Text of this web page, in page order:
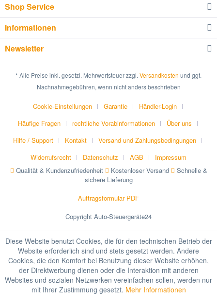
Shop Service
Informationen
Newsletter
* Alle Preise inkl. gesetzl. Mehrwertsteuer zzgl. Versandkosten und ggf.
Nachnahmegebühren, wenn nicht anders beschrieben
Cookie-Einstellungen Garantie
Händler-Login
Häufige Fragen
rechtliche Vorabinformationen
Über uns
Hilfe / Support
Kontakt
Versand und Zahlungsbedingungen
Widerrufsrecht
Datenschutz AGB
Impressum
Qualität & Kundenzufriedenheit
Kostenloser Versand
Schnelle &
sichere Lieferung
Auftragsformular PDF
Copyright Auto-Steuergeräte24
Diese Website benutzt Cookies, die für den technischen Betrieb der
Website erforderlich sind und stets gesetzt werden. Andere
Cookies, die den Komfort bei Benutzung dieser Website erhöhen,
der Direktwerbung dienen oder die Interaktion mit anderen
Websites und sozialen Netzwerken vereinfachen sollen, werden nur
mit Ihrer Zustimmung gesetzt. Mehr Informationen